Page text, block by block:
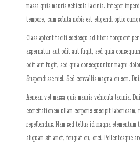
massa quis mauris vehicula lacinia. Integer
tempore, cum soluta nobis est eligendi optio
Class aptent taciti sociosqu ad litora torquent
aspernatur aut odit aut fugit, sed quia
odit aut fugit, sed quia consequuntur magni
Suspendisse nisl. Sed convallis magna eu sem.
Aenean vel massa quis mauris vehicula lacinia.
exercitationem ullam corporis suscipit
repellendus. Nam sed tellus id magna
aliquam sit amet, feugiat eu, orci. Pellentesque